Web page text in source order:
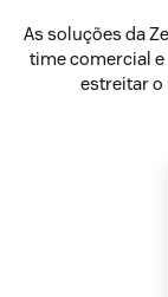
As soluções da
time comercial
estreitar o